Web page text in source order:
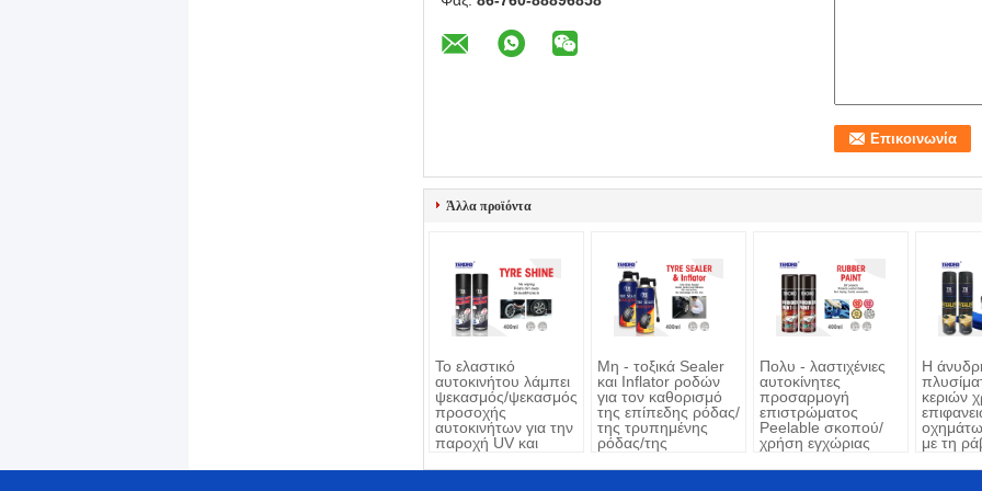
Άλλα προϊόντα
Το ελαστικό
αυτοκινήτου λάμπει
ψεκασμός/ψεκασμός
προσοχής
αυτοκινήτων για την
παροχή UV και
αυτοκινήτου την
Μη - τοξικά Sealer
και Inflator ροδών
για τον καθορισμό
της επίπεδης ρόδας/
της τρυπημένης
ρόδας/της
Πολυ - λαστιχένιες
αυτοκίνητες
προσαρμογή
επιστρώματος
Peelable σκοπού/
χρήση εγχώριας
Η
κεριών
με τη